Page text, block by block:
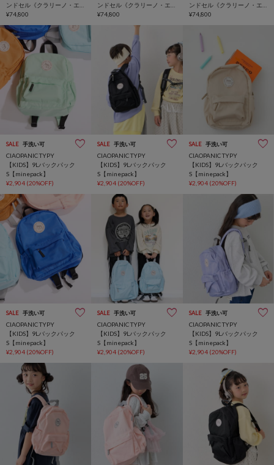
ンドセル《クラリーノ・エ
フ》
¥74,800
ンドセル《クラリーノ・エ
フ》
¥74,800
ンドセル《クラリーノ・エ
フ》
¥74,800
SALE 手洗い可
CIAOPANIC TYPY
【KIDS】9Lバックパック
S【minepack】
¥2,904 (20%OFF)
SALE 手洗い可
CIAOPANIC TYPY
【KIDS】9Lバックパック
S【minepack】
¥2,904 (20%OFF)
SALE 手洗い可
CIAOPANIC TYPY
【KIDS】9Lバックパック
S【minepack】
¥2,904 (20%OFF)
SALE 手洗い可
CIAOPANIC TYPY
【KIDS】9Lバックパック
S【minepack】
¥2,904 (20%OFF)
SALE 手洗い可
CIAOPANIC TYPY
【KIDS】9Lバックパック
S【minepack】
¥2,904 (20%OFF)
SALE 手洗い可
CIAOPANIC TYPY
【KIDS】9Lバックパック
S【minepack】
¥2,904 (20%OFF)